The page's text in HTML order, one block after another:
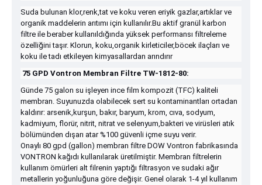
Suda bulunan klor,renk,tat ve koku veren eriyik gazlar,artıklar ve
organik maddelerin arıtımı için kullanılır.Bu aktif granül karbon
filtre ile beraber kullanıldığında yüksek performansı filtreleme
özelliğini taşır. Klorun, koku,organik kirleticiler,böcek ilaçları ve
koku ile tadı etkileyen kimyasallardan arındırır
75 GPD Vontron Membran Filtre TW-1812-80:
Günde 75 galon su işleyen ince film kompozit (TFC) kaliteli
membran. Suyunuzda olabilecek sert su kontaminantları ortadan
kaldırır: arsenik,kurşun, bakır, baryum, krom, cıva, sodyum,
kadmiyum, florür, nitrit, nitrat ve selenyum,bakteri ve virüsleri atık
bölümünden dışarı atar %100 güvenli içme suyu verir.
Onaylı 80 gpd (gallon) membran filtre DOW Vontron fabrikasında
VONTRON kağıdı kullanılarak üretilmiştir. Membran filtrelerin
kullanım ömürleri alt filrenin yaptığı filtrasyon ve sudaki ağır
metallerin yoğunluğuna göre değişir. Genel olarak 1-4 yıl kullanım